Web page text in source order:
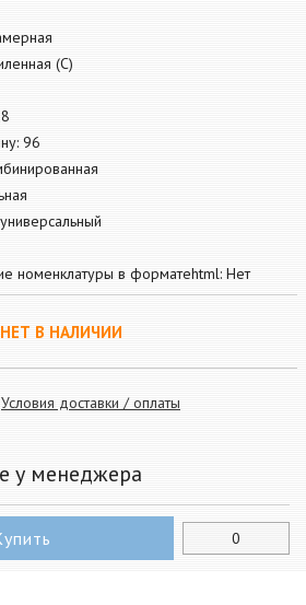
(С)
96
номенклатуры в форматеhtml: Нет
НЕТ В НАЛИЧИИ
Условия доставки / оплаты
у менеджера